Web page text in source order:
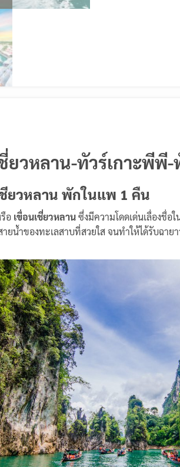
ยวหลาน-ทัวร์เกาะพีพี-
ชียวหลาน พักในแพ 1 คืน
อ เขื่อนเชี่ยวหลานซึ่งมีความโดดเด่นเลื่องชื่อ
ยน้ำของทะเลสาบที่สวยใส จนทำให้ได้รับฉายา